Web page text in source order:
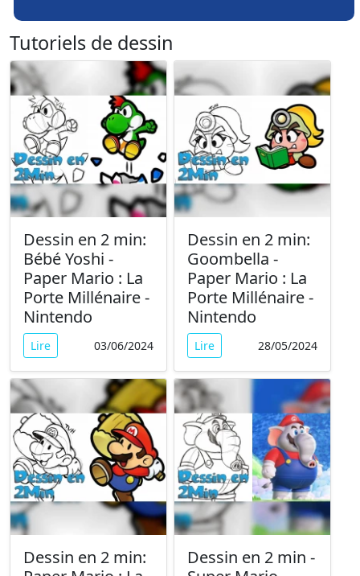
Tutoriels de dessin
Dessin en 2 min:
Bébé Yoshi -
Paper Mario : La
Porte Millénaire -
Nintendo
Lire 03/06/2024
Dessin en 2 min:
Goombella -
Paper Mario : La
Porte Millénaire -
Nintendo
Lire 28/05/2024
Dessin en 2 min:
Dessin en 2 min -